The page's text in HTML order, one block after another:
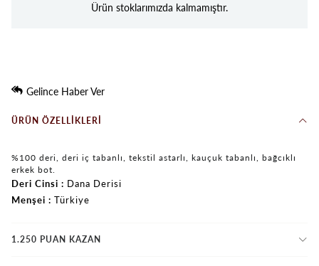
Ürün stoklarımızda kalmamıştır.
Gelince Haber Ver
ÜRÜN ÖZELLIKLERI
%100 deri, deri iç tabanlı, tekstil astarlı, kauçuk tabanlı, bağcıklı
erkek bot.
Deri Cinsi
Dana Derisi
Menşei
Türkiye
1.250 PUAN KAZAN